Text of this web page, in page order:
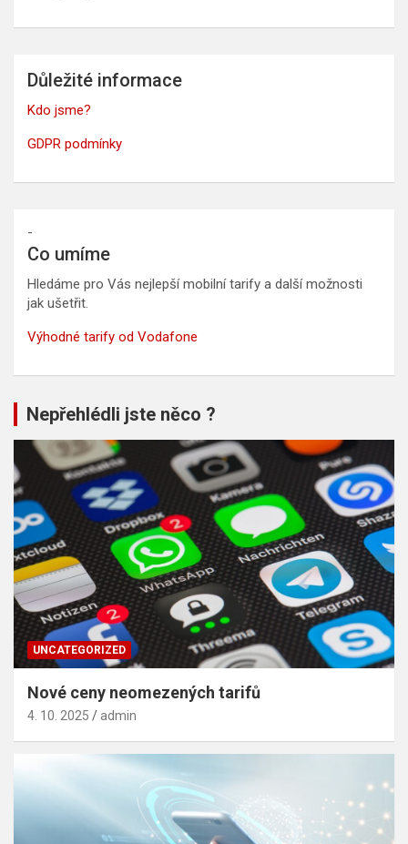
Důležité informace
Kdo jsme?
GDPR podmínky
-
Co umíme
Hledáme pro Vás nejlepší mobilní tarify a další možnosti
jak ušetřit.
Výhodné tarify od Vodafone
Nepřehlédli jste něco ?
UNCATEGORIZED
Nové ceny neomezených tarifů
4. 10. 2025 admin